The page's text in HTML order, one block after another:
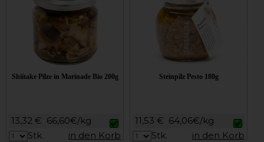
Shiitake Pilze in Marinade Bio 200g
13,32 € 66,60€/kg
Stk.
in den Korb
Steinpilz Pesto 180g
11,53 € 64,06€/kg
Stk.
in den Korb